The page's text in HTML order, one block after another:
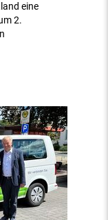
eine
2.